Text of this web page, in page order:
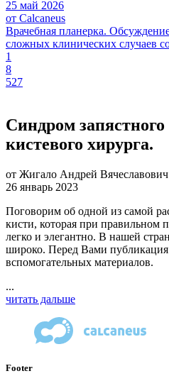
25 май 2026
от Calcaneus
Врачебная планерка.
сложных клинических случаев
1
8
527
Синдром запястного
кистевого хирурга.
от Жигало Андрей Вячеславович
26 январь 2023
Поговорим об одной из самой
кисти, которая при правильном
легко и элегантно. В нашей
широко. Перед Вами
вспомогательных материалов.
...
читать дальше
Footer